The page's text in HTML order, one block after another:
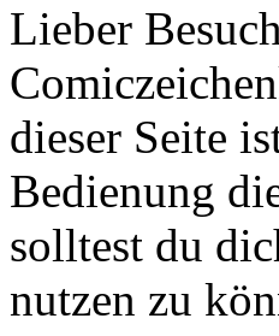
Lieber
dieser Seite
Bedienung
solltest du
nutzen zu